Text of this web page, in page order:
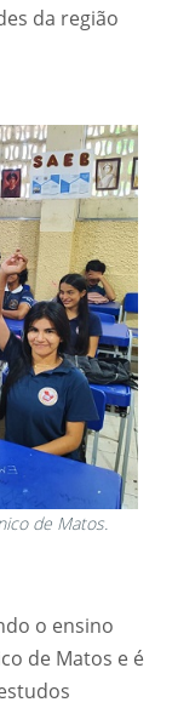
da região
de Matos.
o ensino
de Matos e é